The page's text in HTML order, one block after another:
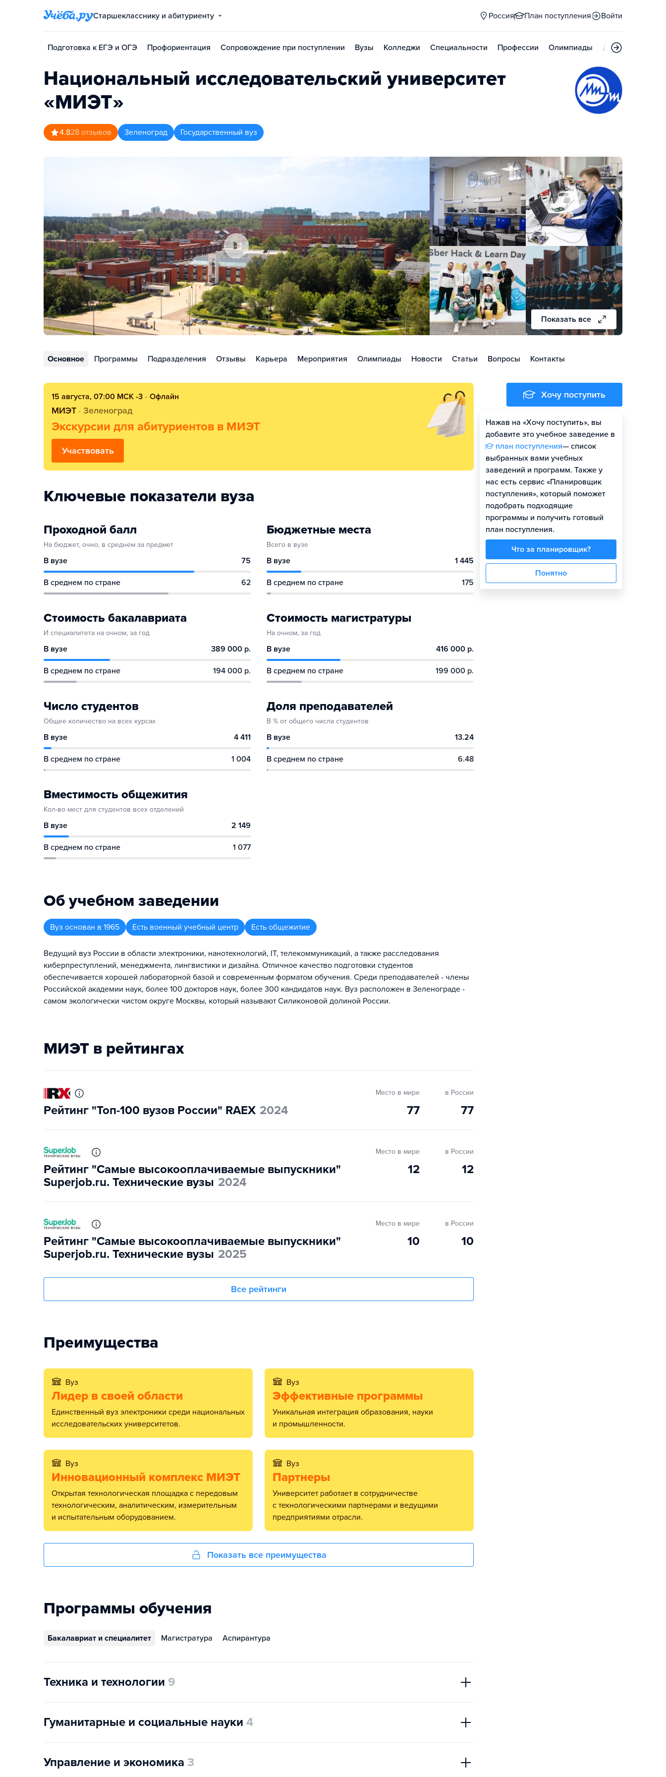
Старшекласснику и абитуриенту Россия План поступления Войти
Подготовка к ЕГЭ и ОГЭ Профориентация Сопровождение при поступлении Вузы Колледжи Специальности Профессии Олимпиады Дни открытых
Национальный исследовательский университет
«МИЭТ»
4.828 отзывов Зеленоград Государственный вуз
Показать все
Основное Программы Подразделения Отзывы Карьера Мероприятия Олимпиады Новости Статьи Вопросы Контакты
15 августа, 07:00 МСК -3 • Офлайн
МИЭТ • Зеленоград
Экскурсии для абитуриентов в МИЭТ
Участвовать
Ключевые показатели вуза
Проходной балл
На бюджет, очно, в среднем за предмет
В вузе 75
В среднем по стране 62
Бюджетные места
Всего в вузе
В вузе 1 445
В среднем по стране 175
Стоимость бакалавриата
И специалитета на очном, за год
В вузе 389 000 р.
В среднем по стране 194 000 р.
Стоимость магистратуры
На очном, за год
В вузе 416 000 р.
В среднем по стране 199 000 р.
Число студентов
Общее количество на всех курсах
В вузе 4 411
В среднем по стране 1 004
Доля преподавателей
В % от общего числа студентов
В вузе 13.24
В среднем по стране 6.48
Вместимость общежития
Кол-во мест для студентов всех отделений
В вузе 2 149
В среднем по стране 1 077
Об учебном заведении
Вуз основан в 1965 Есть военный учебный центр Есть общежитие
Ведущий вуз России в области электроники, нанотехнологий, IT, телекоммуникаций, а также расследования
киберпреступлений, менеджмента, лингвистики и дизайна. Отличное качество подготовки студентов
обеспечивается хорошей лабораторной базой и современным форматом обучения. Среди преподавателей - члены
Российской академии наук, более 100 докторов наук, более 300 кандидатов наук. Вуз расположен в Зеленограде -
самом экологически чистом округе Москвы, который называют Силиконовой долиной России.
МИЭТ в рейтингах
Место в мире в России
Рейтинг "Топ-100 вузов России" RAEX 2024 77 77
Место в мире в России
Рейтинг "Самые высокооплачиваемые выпускники"
Superjob.ru. Технические вузы 2024
12 12
Место в мире в России
Рейтинг "Самые высокооплачиваемые выпускники"
Superjob.ru. Технические вузы 2025
10 10
Все рейтинги
Преимущества
Вуз
Лидер в своей области
Единственный вуз электроники среди национальных
исследовательских университетов.
Вуз
Эффективные программы
Уникальная интеграция образования, науки
и промышленности.
Вуз
Инновационный комплекс МИЭТ
Открытая технологическая площадка с передовым
технологическим, аналитическим, измерительным
и испытательным оборудованием.
Вуз
Партнеры
Университет работает в сотрудничестве
с технологическими партнерами и ведущими
предприятиями отрасли.
Показать все преимущества
Программы обучения
Бакалавриат и специалитет Магистратура Аспирантура
Техника и технологии 9
Гуманитарные и социальные науки 4
Управление и экономика 3
Хочу поступить
Нажав на «Хочу поступить», вы
добавите это учебное заведение в
план поступления— список
выбранных вами учебных
заведений и программ. Также у
нас есть сервис «Планировщик
поступления», который поможет
подобрать подходящие
программы и получить готовый
план поступления.
Что за планировщик?
Понятно
Оценить шансы